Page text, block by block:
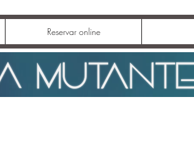
Reservar online